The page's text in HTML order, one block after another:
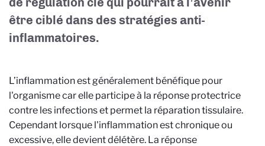
être ciblé dans des stratégies anti-
inflammatoires.
L’inflammation est généralement bénéfique pour
l'organisme car elle participe à la réponse protectrice
contre les infections et permet la réparation tissulaire.
Cependant lorsque l'inflammation est chronique ou
excessive, elle devient délétère. La réponse